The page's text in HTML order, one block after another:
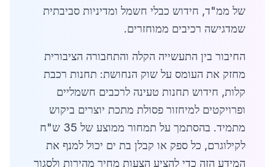
של ממ"ד, חידוש כבלי חשמל ומדיניות סביבתית
שמדגישה רכיבים ממוחזרים.
החיבור בין התעשייה הקלה והתחבורה הציבורית
מחזק את העומס על שוק הנחושת: תחנות רכבת
קלות, חידוש תחנות טעינה לרכבים חשמליים
ופרויקטים למיחזור פסולת מתכת יוצרים ביקוש
מתמיד. בהסתמך על תמחור ממוצע של 35 ש"ח
לקילוגרם, כל ספק או קבלן בת ים יכול למנף את
המידע הזה כדי להציע הצעות מחיר מהירות ולסגור